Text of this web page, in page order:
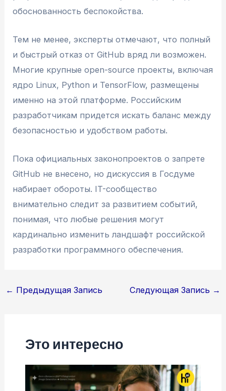
обоснованность беспокойства.
Тем не менее, эксперты отмечают, что полный
и быстрый отказ от GitHub вряд ли возможен.
Многие крупные open-source проекты, включая
ядро Linux, Python и TensorFlow, размещены
именно на этой платформе. Российским
разработчикам придется искать баланс между
безопасностью и удобством работы.
Пока официальных законопроектов о запрете
GitHub не внесено, но дискуссия в Госдуме
набирает обороты. IT-сообщество
внимательно следит за развитием событий,
понимая, что любые решения могут
кардинально изменить ландшафт российской
разработки программного обеспечения.
Навигация
← Предыдущая Запись Следующая Запись →
Это интересно